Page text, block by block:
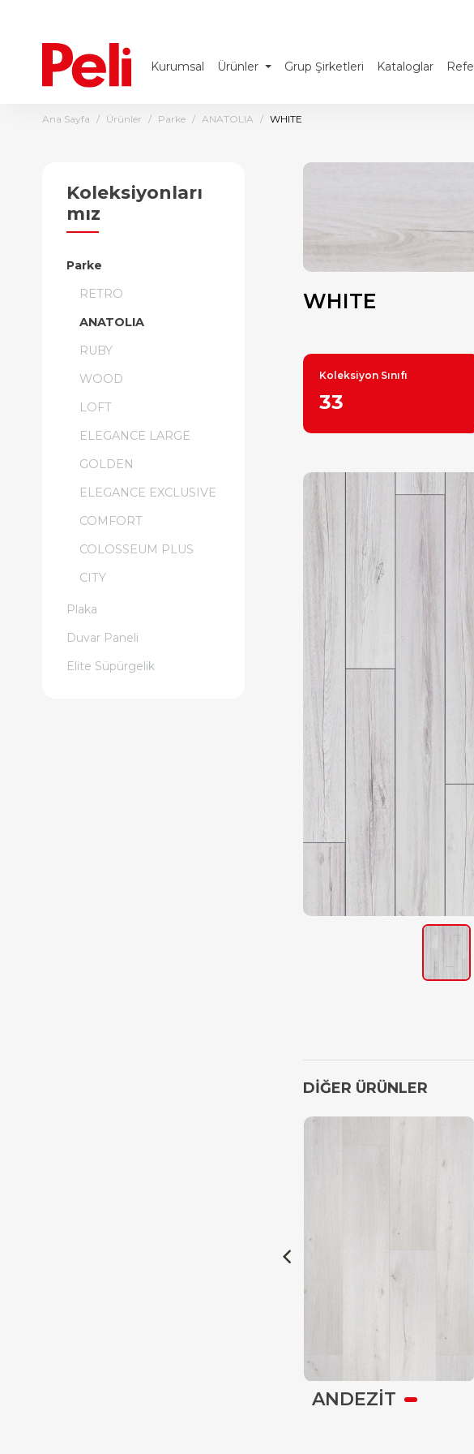
Kurumsal Ürünler Grup Şirketleri Kataloglar
Ana Sayfa Ürünler Parke ANATOLIA WHITE
Koleksiyonları
mız
Parke
RETRO
ANATOLIA
RUBY
WOOD
LOFT
ELEGANCE LARGE
GOLDEN
ELEGANCE EXCLUSIVE
COMFORT
COLOSSEUM PLUS
CITY
Plaka
Duvar Paneli
Elite Süpürgelik
WHITE
Koleksiyon Sınıfı
33
DİĞER ÜRÜNLER
ANDEZİT